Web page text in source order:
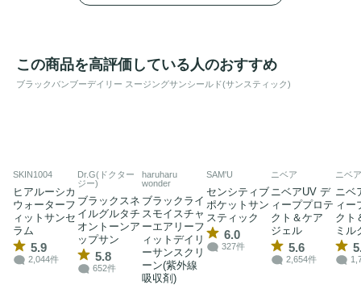
この商品を高評価している人のおすすめ
ブラックバンブーデイリー スージングサンシールド(サンスティック)
SKIN1004
ヒアルーシカ
ウォーターフ
ィットサンセ
ラム
5.9
2,044件
Dr.G(ドクター
ジー)
ブラックスネ
イルグルタチ
オントーンア
ップサン
5.8
652件
haruharu
wonder
ブラックライ
スモイスチャ
ーエアリーフ
ィットデイリ
ーサンスクリ
ーン(紫外線
吸収剤)
SAM'U
センシティブ
ポケットサン
スティック
6.0
327件
ニベア
ニベアUV デ
ィーププロテ
クト＆ケア
ジェル
5.6
2,654件
ニベア
ニベ
ィー
クト
ミル